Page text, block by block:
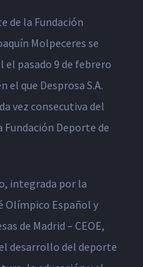
de la Fundación
Molpeceres se
pasado 9 de febrero
el que Desprosa S.A.
vez consecutiva del
Deporte de
integrada por la
Olímpico Español y
de Madrid – CEOE,
desarrollo del deporte